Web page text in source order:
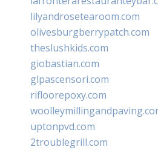
lilyandrosetearoom.com
olivesburgberrypatch.com
theslushkids.com
giobastian.com
glpascensori.com
rifloorepoxy.com
uptonpvd.com
2troublegrill.com